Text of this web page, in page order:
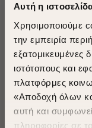
Αυτή η
Χρησιμοποιούμε
την εμπειρία
εξατομικευμένες
ιστότοπους και
πλατφόρμες
«Αποδοχή όλων
αυτή και
πληροφορίες σε
​